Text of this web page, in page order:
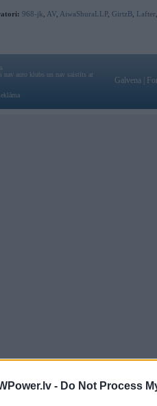
- Do Not Process
968-jk AV AiwaShuraLLP, GirtzB Lafter
nav auto klubs un nav saistīts ar
Galvena